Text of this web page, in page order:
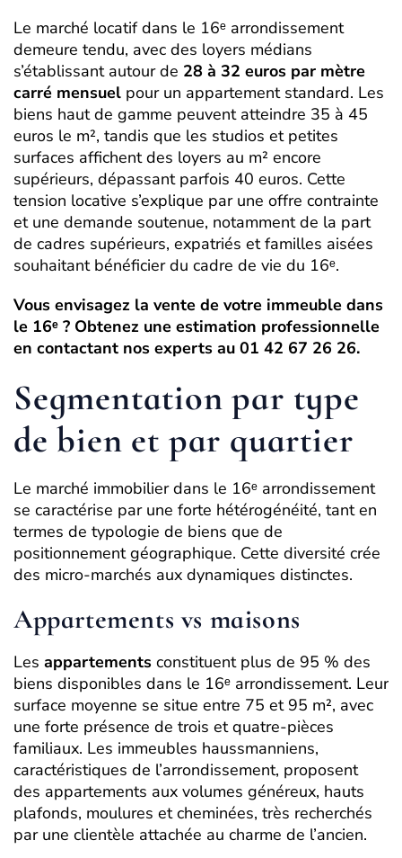
Le marché locatif dans le 16ᵉ arrondissement
demeure tendu, avec des loyers médians
s’établissant autour de 28 à 32 euros par mètre
carré mensuel pour un appartement standard. Les
biens haut de gamme peuvent atteindre 35 à 45
euros le m², tandis que les studios et petites
surfaces affichent des loyers au m² encore
supérieurs, dépassant parfois 40 euros. Cette
tension locative s’explique par une offre contrainte
et une demande soutenue, notamment de la part
de cadres supérieurs, expatriés et familles aisées
souhaitant bénéficier du cadre de vie du 16ᵉ.
Vous envisagez la vente de votre immeuble dans
le 16ᵉ ? Obtenez une estimation professionnelle
en contactant nos experts au 01 42 67 26 26.
Segmentation par type
de bien et par quartier
Le marché immobilier dans le 16ᵉ arrondissement
se caractérise par une forte hétérogénéité, tant en
termes de typologie de biens que de
positionnement géographique. Cette diversité crée
des micro-marchés aux dynamiques distinctes.
Appartements vs maisons
Les appartements constituent plus de 95 % des
biens disponibles dans le 16ᵉ arrondissement. Leur
surface moyenne se situe entre 75 et 95 m², avec
une forte présence de trois et quatre-pièces
familiaux. Les immeubles haussmanniens,
caractéristiques de l’arrondissement, proposent
des appartements aux volumes généreux, hauts
plafonds, moulures et cheminées, très recherchés
par une clientèle attachée au charme de l’ancien.